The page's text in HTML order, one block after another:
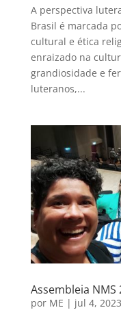
A perspectiva
Brasil é marcada
cultural e ética
enraizado na
grandiosidade e
luteranos,...
Assembleia NMS
por ME | jul 4, 2023